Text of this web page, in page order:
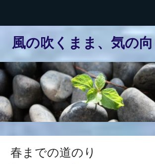
風の吹くまま、気の
春までの道のり